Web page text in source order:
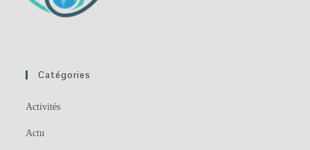
Catégories
Activités
Actu